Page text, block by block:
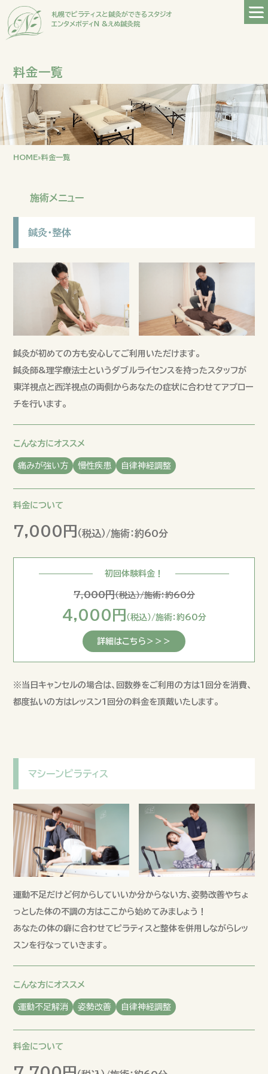
札幌でピラティスと鍼灸ができるスタジオ
エンタメボディN &えぬ鍼灸院
料金一覧
HOME»料金一覧
施術メニュー
鍼灸・整体
鍼灸が初めての方も安心してご利用いただけます。
鍼灸師&理学療法士というダブルライセンスを持ったスタッフが
東洋視点と西洋視点の両側からあなたの症状に合わせてアプロー
チを行います。
こんな方にオススメ
痛みが強い方 慢性疾患 自律神経調整
料金について
7,000円 （税込）/施術：約60分
初回体験料金！
7,000円（税込）/施術：約60分
4,000円 （税込）/施術：約60分
詳細はこちら＞＞＞
※当日キャンセルの場合は、回数券をご利用の方は1回分を消費、
都度払いの方はレッスン1回分の料金を頂戴いたします。
マシーンピラティス
運動不足だけど何からしていいか分からない方、姿勢改善やちょ
っとした体の不調の方はここから始めてみましょう！
あなたの体の癖に合わせてピラティスと整体を併用しながらレッ
スンを行なっていきます。
こんな方にオススメ
運動不足解消 姿勢改善 自律神経調整
料金について